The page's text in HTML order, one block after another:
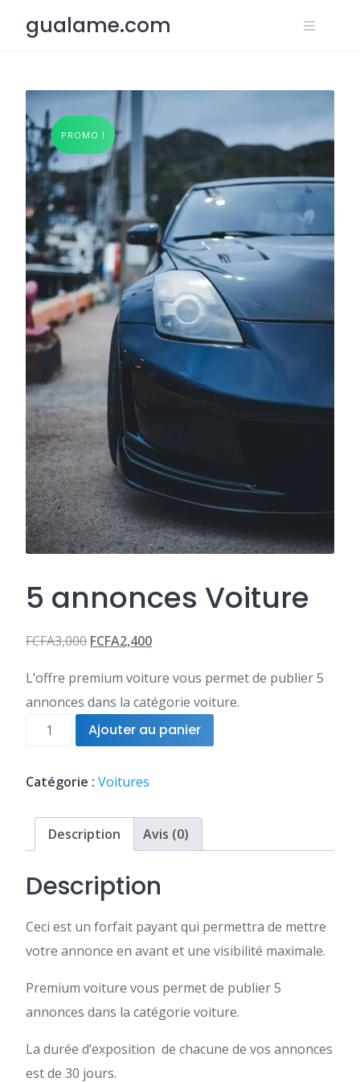
gualame.com
PROMO !
5 annonces Voiture
FCFA3,000
prix
initial
était :
FCFA2,400
prix
actuel
L’offre premium voiture vous permet de publier 5
annonces dans la catégorie voiture.
quantité
annonces
Ajouter au panier
Catégorie : Voitures
Description Avis (0)
Description
Ceci est un forfait payant qui permettra de mettre
votre annonce en avant et une visibilité maximale.
Premium voiture vous permet de publier 5
annonces dans la catégorie voiture.
La durée d’exposition de chacune de vos annonces
est de 30 jours.